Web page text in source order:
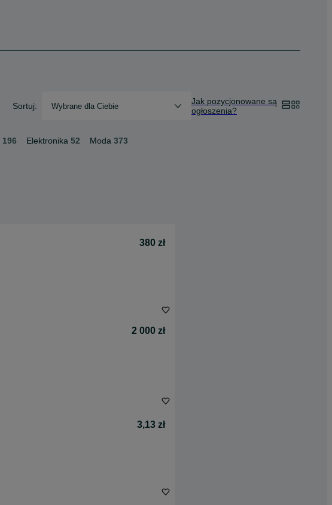
Sortuj: Wybrane dla Ciebie
Jak pozycjonowane są
ogłoszenia?
196 Elektronika 52 Moda 373
380 zł
2 000 zł
3,13 zł